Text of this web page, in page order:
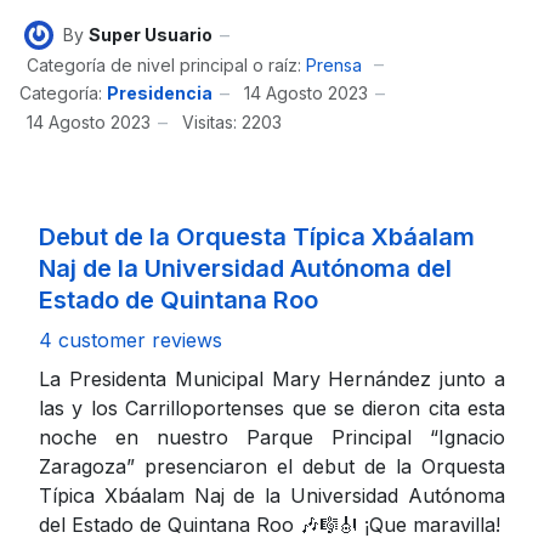
By Super Usuario
Categoría de nivel principal o raíz: Prensa
Categoría: Presidencia
14 Agosto 2023
14 Agosto 2023
Visitas: 2203
Debut de la Orquesta Típica Xbáalam
Naj de la Universidad Autónoma del
Estado de Quintana Roo
4 customer reviews
La Presidenta Municipal Mary Hernández junto a
las y los Carrilloportenses que se dieron cita esta
noche en nuestro Parque Principal “Ignacio
Zaragoza” presenciaron el debut de la Orquesta
Típica Xbáalam Naj de la Universidad Autónoma
del Estado de Quintana Roo 🎶🎼🎻 ¡Que maravilla!